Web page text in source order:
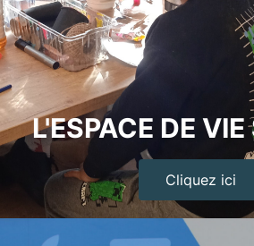
L'ESPACE DE
Cliquez ici